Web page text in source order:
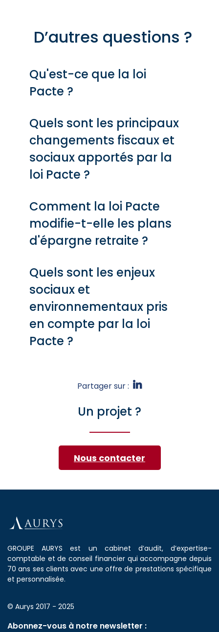
D’autres questions ?
Qu'est-ce que la loi
Pacte ?
Quels sont les principaux
changements fiscaux et
sociaux apportés par la
loi Pacte ?
Comment la loi Pacte
modifie-t-elle les plans
d'épargne retraite ?
Quels sont les enjeux
sociaux et
environnementaux pris
en compte par la loi
Pacte ?
Partager sur :
Un projet ?
Nous contacter
GROUPE AURYS est un cabinet d’audit, d’expertise-
comptable et de conseil financier qui accompagne depuis
70 ans ses clients avec une offre de prestations spécifique
et personnalisée.
© Aurys 2017 - 2025
Abonnez-vous à notre newsletter :